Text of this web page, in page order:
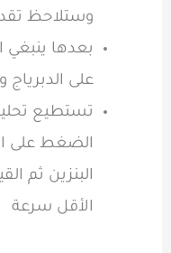
وستلاحظ
بعدها ينبغي
على الدبرياج
تستطيع
الضغط على
البنزين ثم
الأقل سرعة